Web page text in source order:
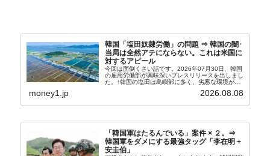
韓国「塩田奴隷労働」の問題 ⇒ 韓国の闇･
当局は全然アテにならない。これは米国に
対するアピール
今回は面倒くさい話です。2026年07月30日、韓国
の雇用労働部が興味深いプレスリリースを出しまし
た。↑韓国の塩田は島嶼部に多く、劣悪な環境が一
たといわれます（後述）。これは、いわゆる「塩田
money1.jp 2026.08.08
「韓国軍はたるんでいる」案件 × ２。⇒
韓国軍をダメにする最強タッグ「李在明 +
安圭伯」